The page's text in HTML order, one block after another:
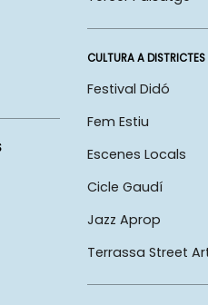
CULTURA A DISTRICTES
Festival Didó
Fem Estiu
Escenes Locals
Cicle Gaudí
Jazz Aprop
Terrassa Street